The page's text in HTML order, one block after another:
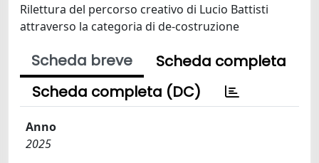
Rilettura del percorso creativo di Lucio Battisti
attraverso la categoria di de-costruzione
Scheda breve
Scheda completa
Scheda completa (DC)
Anno
2025